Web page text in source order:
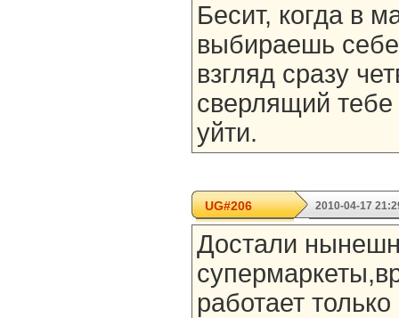
Бесит, когда в
выбираешь
взгляд сразу
сверлящий тебе
уйти.
UG#206 2010-04-17
Достали
работает